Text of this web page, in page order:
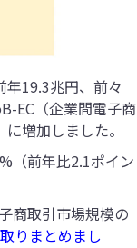
19.3兆円、前々
EC（企業間電子商
増加しました。
（前年比2.1ポイン
商取引市場規模の
りまとめまし